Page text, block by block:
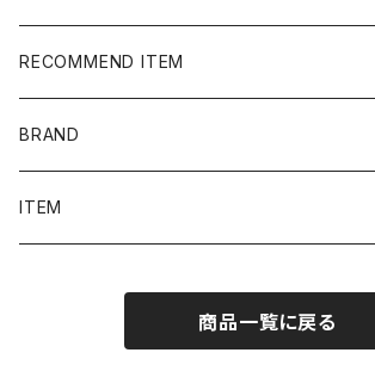
RECOMMEND ITEM
BRAND
NIKE
ITEM
商品一覧に戻る